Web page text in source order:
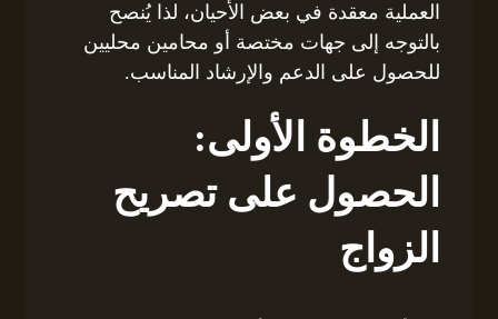
العملية معقدة في بعض الأحيان، لذا يُنصح
بالتوجه إلى جهات مختصة أو محامين محليين
للحصول على الدعم والإرشاد المناسب.
الخطوة الأولى:
الحصول على تصريح
الزواج